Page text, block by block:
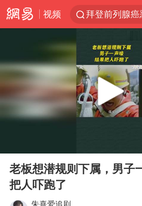
视频
拜登前列腺癌
武契奇会见
以军士兵把
Play
老板想潜规则下属，男子
把人吓跑了